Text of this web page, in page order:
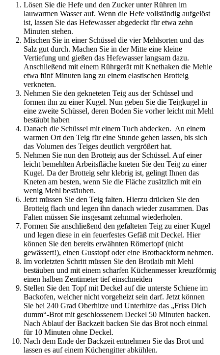
Lösen Sie die Hefe und den Zucker unter Rühren im
lauwarmen Wasser auf. Wenn die Hefe vollständig aufgelöst
ist, lassen Sie das Hefewasser abgedeckt für etwa zehn
Minuten stehen.
Mischen Sie in einer Schüssel die vier Mehlsorten und das
Salz gut durch. Machen Sie in der Mitte eine kleine
Vertiefung und gießen das Hefewasser langsam dazu.
Anschließend mit einem Rührgerät mit Knethaken die Mehle
etwa fünf Minuten lang zu einem elastischen Brotteig
verkneten.
Nehmen Sie den gekneteten Teig aus der Schüssel und
formen ihn zu einer Kugel. Nun geben Sie die Teigkugel in
eine zweite Schüssel, deren Boden Sie vorher leicht mit Mehl
bestäubt haben
Danach die Schüssel mit einem Tuch abdecken. An einem
warmen Ort den Teig für eine Stunde gehen lassen, bis sich
das Volumen des Teiges deutlich vergrößert hat.
Nehmen Sie nun den Brotteig aus der Schüssel. Auf einer
leicht bemehlten Arbeitsfläche kneten Sie den Teig zu einer
Kugel. Da der Brotteig sehr klebrig ist, gelingt Ihnen das
Kneten am besten, wenn Sie die Fläche zusätzlich mit ein
wenig Mehl bestäuben.
Jetzt müssen Sie den Teig falten. Hierzu drücken Sie den
Brotteig flach und legen ihn danach wieder zusammen. Das
Falten müssen Sie insgesamt zehnmal wiederholen.
Formen Sie anschließend den gefalteten Teig zu einer Kugel
und legen diese in ein feuerfestes Gefäß mit Deckel. Hier
können Sie den bereits erwähnten Römertopf (nicht
gewässert!), einen Gusstopf oder eine Brotbackform nehmen.
Im vorletzten Schritt müssen Sie den Brotlaib mit Mehl
bestäuben und mit einem scharfen Küchenmesser kreuzförmig
einen halben Zentimeter tief einschneiden
Stellen Sie den Topf mit Deckel auf die unterste Schiene im
Backofen, welcher nicht vorgeheizt sein darf. Jetzt können
Sie bei 240 Grad Oberhitze und Unterhitze das „Friss Dich
dumm“-Brot mit geschlossenem Deckel 50 Minuten backen.
Nach Ablauf der Backzeit backen Sie das Brot noch einmal
für 10 Minuten ohne Deckel.
Nach dem Ende der Backzeit entnehmen Sie das Brot und
lassen es auf einem Küchengitter abkühlen.